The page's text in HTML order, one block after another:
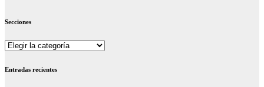
Secciones
Secciones
Entradas recientes